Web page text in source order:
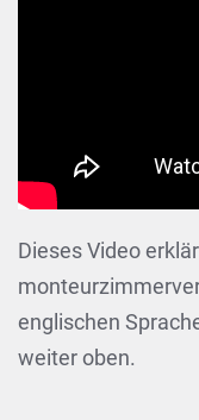
Dieses Video
englischen
weiter oben.